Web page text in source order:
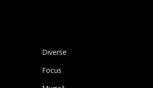
Diverse
Focus